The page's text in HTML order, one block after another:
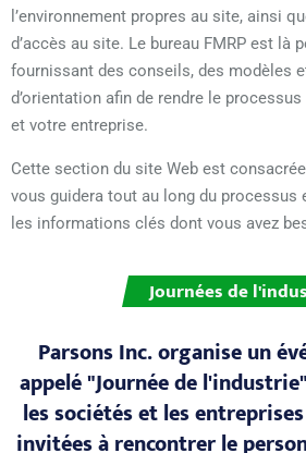
l’environnement propres au site, ainsi
d’accès au site. Le bureau FMRP est là
fournissant des conseils, des modèles
d’orientation afin de rendre le
et votre entreprise.
Cette section du site Web est
vous guidera tout au long du processus
les informations clés dont vous avez
Journées de
Parsons Inc. organise un
appelé "Journée de
les sociétés et les
invitées à rencontrer le